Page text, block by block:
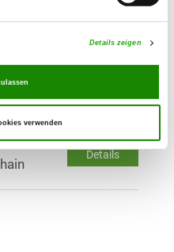
Details zeigen
verwenden
Details
Details